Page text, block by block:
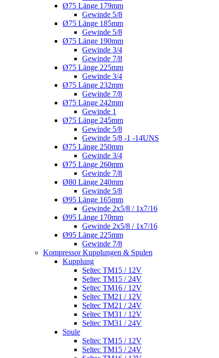
Ø75 Länge 179mm
Gewinde 5/8
Ø75 Länge 185mm
Gewinde 5/8
Ø75 Länge 190mm
Gewinde 3/4
Gewinde 7/8
Ø75 Länge 225mm
Gewinde 3/4
Ø75 Länge 232mm
Gewinde 7/8
Ø75 Länge 242mm
Gewinde 1
Ø75 Länge 245mm
Gewinde 5/8
Gewinde 5/8 -1 -14UNS
Ø75 Länge 250mm
Gewinde 3/4
Ø75 Länge 260mm
Gewinde 7/8
Ø80 Länge 240mm
Gewinde 5/8
Ø95 Länge 165mm
Gewinde 2x5/8 / 1x7/16
Ø95 Länge 170mm
Gewinde 2x5/8 / 1x7/16
Ø95 Länge 225mm
Gewinde 7/8
Kompressor Kupplungen & Spulen
Kupplung
Seltec TM15 / 12V
Seltec TM15 / 24V
Seltec TM16 / 12V
Seltec TM21 / 12V
Seltec TM21 / 24V
Seltec TM31 / 12V
Seltec TM31 / 24V
Spule
Seltec TM15 / 12V
Seltec TM15 / 24V